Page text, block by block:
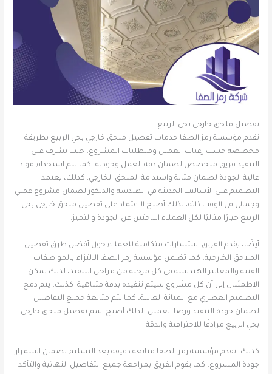
تفصيل ملحق خارجي بحي الربيع
تقدم مؤسسة رمز الصفا خدمات تفصيل ملحق خارجي بحي الربيع بطريقة
مخصصة حسب رغبات العميل ومتطلبات المشروع، حيث يشرف على
التنفيذ فريق متخصص لضمان دقة العمل وجودته، كما يتم استخدام مواد
عالية الجودة لضمان متانة واستدامة الملحق الخارجي. كذلك، يعتمد
التصميم على الأساليب الحديثة في الهندسة والديكور لضمان مشروع عملي
وجمالي في الوقت ذاته، لذلك أصبح الاعتماد على تفصيل ملحق خارجي بحي
الربيع خيارًا مثاليًا لكل العملاء الباحثين عن الجودة والتميز.
أيضًا، يقدم الفريق استشارات متكاملة للعملاء حول أفضل طرق تفصيل
الملاحق الخارجية، كما تضمن مؤسسة رمز الصفا الالتزام بالمواصفات
الفنية والمعايير الهندسية في كل مرحلة من مراحل التنفيذ، لذلك يمكن
الاطمئنان إلى أن كل مشروع سيتم تنفيذه بدقة متناهية. كذلك، يتم دمج
التصميم العصري مع المتانة العالية، كما يتم متابعة جميع التفاصيل
لضمان جودة التنفيذ ورضا العميل، لذلك أصبح اسم تفصيل ملحق خارجي
بحي الربيع مرادفًا للاحترافية والدقة.
كذلك، تقدم مؤسسة رمز الصفا متابعة دقيقة بعد التسليم لضمان استمرار
جودة المشروع، كما يقوم الفريق بمراجعة جميع التفاصيل النهائية والتأكد